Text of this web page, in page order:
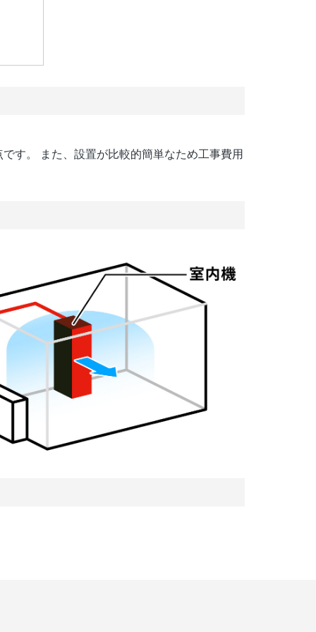
す。 また、設置が比較的簡単なため工事費用